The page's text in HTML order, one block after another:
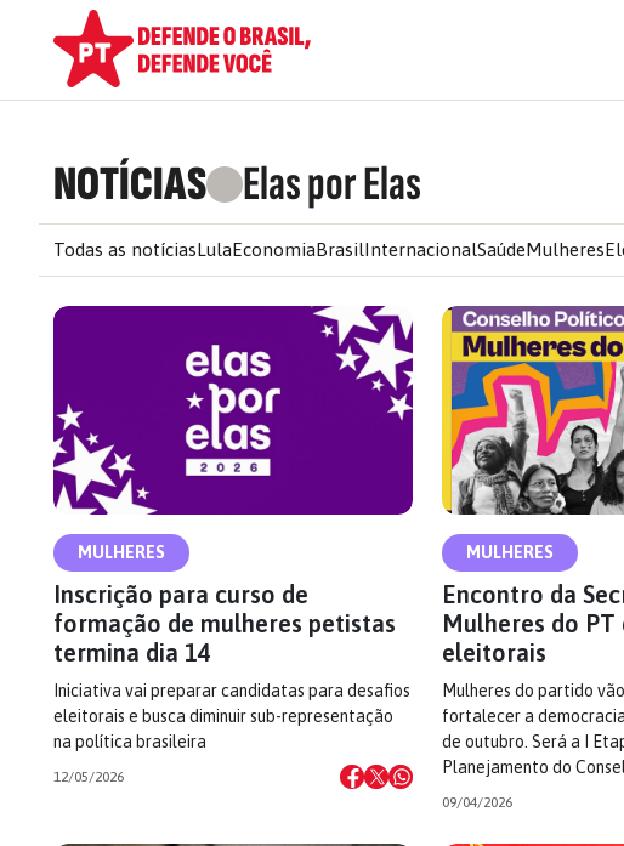
NOTÍCIAS Elas por Elas
Todas as notíciasLulaEconomiaBrasilInternacionalSaúdeMulheres
MULHERES
Inscrição para curso de
formação de mulheres petistas
termina dia 14
Iniciativa vai preparar candidatas para desafios
eleitorais e busca diminuir sub-representação
na política brasileira
12/05/2026
MULHERES
Encontro da
Mulheres do
eleitorais
Mulheres do partido
fortalecer a
de outubro. Será a I
Planejamento do
09/04/2026